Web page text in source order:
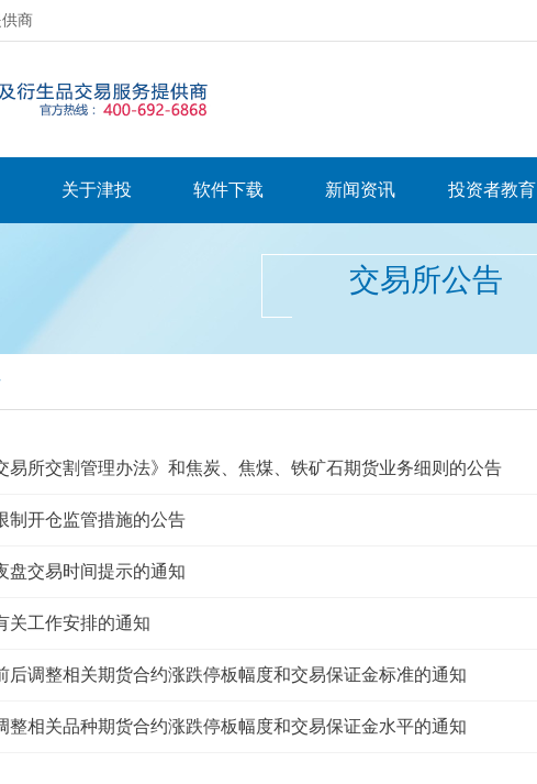
商
关于津投 软件下载 新闻资讯 投资者教育
交易所公告
易所交割管理办法》和焦炭、焦煤、铁矿石期货业务细则的公告
制开仓监管措施的公告
盘交易时间提示的通知
关工作安排的通知
后调整相关期货合约涨跌停板幅度和交易保证金标准的通知
整相关品种期货合约涨跌停板幅度和交易保证金水平的通知